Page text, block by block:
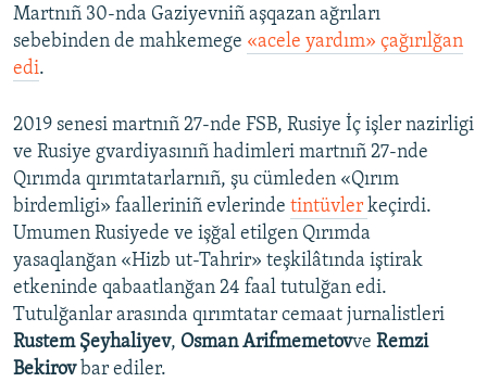
Martnıñ 30-nda Gaziyevniñ aşqazan ağrıları
sebebinden de mahkemege «acele yardım» çağırılğan
edi.
2019 senesi martnıñ 27-nde FSB, Rusiye İç işler nazirligi
ve Rusiye gvardiyasınıñ hadimleri martnıñ 27-nde
Qırımda qırımtatarlarnıñ, şu cümleden «Qırım
birdemligi» faalleriniñ evlerinde tintüvler keçirdi.
Umumen Rusiyede ve işğal etilgen Qırımda
yasaqlanğan «Hizb ut-Tahrir» teşkilâtında iştirak
etkeninde qabaatlanğan 24 faal tutulğan edi.
Tutulğanlar arasında qırımtatar cemaat jurnalistleri
Rustem Şeyhaliyev, Osman Arifmemetovve Remzi
Bekirovbar ediler.